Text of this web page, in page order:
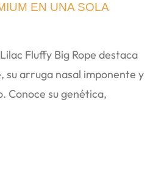
EN UNA SOLA
Fluffy Big Rope destaca
su arruga nasal imponente y
Conoce su genética,